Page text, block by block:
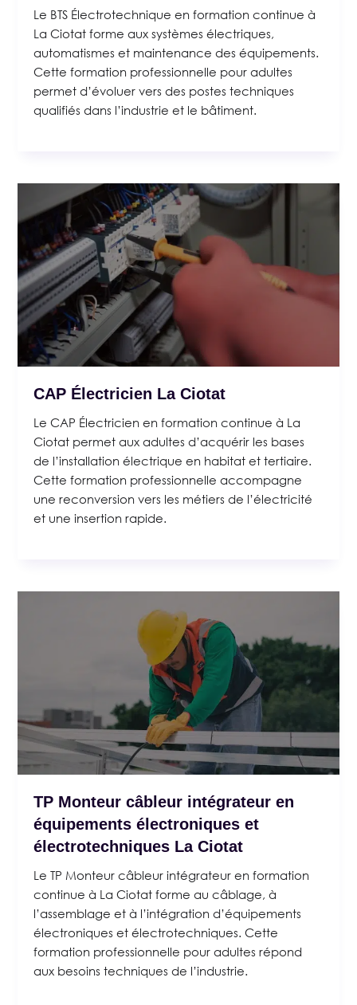
Le BTS Électrotechnique en formation continue à
La Ciotat forme aux systèmes électriques,
automatismes et maintenance des équipements.
Cette formation professionnelle pour adultes
permet d’évoluer vers des postes techniques
qualifiés dans l’industrie et le bâtiment.
CAP Électricien La Ciotat
Le CAP Électricien en formation continue à La
Ciotat permet aux adultes d’acquérir les bases
de l’installation électrique en habitat et tertiaire.
Cette formation professionnelle accompagne
une reconversion vers les métiers de l’électricité
et une insertion rapide.
TP Monteur câbleur intégrateur en
équipements électroniques et
électrotechniques La Ciotat
Le TP Monteur câbleur intégrateur en formation
continue à La Ciotat forme au câblage, à
l’assemblage et à l’intégration d’équipements
électroniques et électrotechniques. Cette
formation professionnelle pour adultes répond
aux besoins techniques de l’industrie.